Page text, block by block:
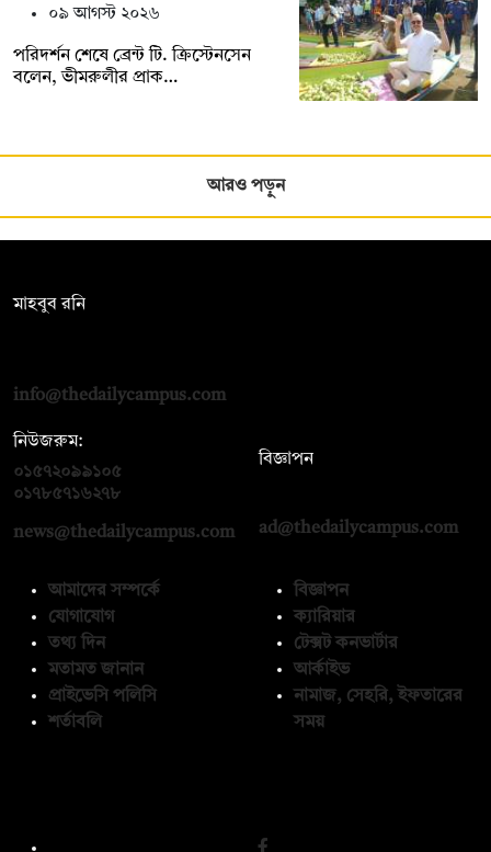
০৯ আগস্ট ২০২৬
পরিদর্শন শেষে ব্রেন্ট টি. ক্রিস্টেনসেন
বলেন, ভীমরুলীর প্রাক…
আরও পড়ুন
মাহবুব রনি
info@thedailycampus.com
নিউজরুম:
০১৫৭২০৯৯১০৫
০১৭৮৫৭১৬২৭৮
news@thedailycampus.com
বিজ্ঞাপন
ad@thedailycampus.com
আমাদের সম্পর্কে
যোগাযোগ
তথ্য দিন
মতামত জানান
প্রাইভেসি পলিসি
শর্তাবলি
বিজ্ঞাপন
ক্যারিয়ার
টেক্সট কনভার্টার
আর্কাইভ
নামাজ, সেহরি, ইফতারের
সময়